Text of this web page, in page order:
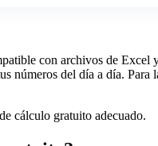
con archivos de
números del día a día.
cálculo gratuito adecuado.